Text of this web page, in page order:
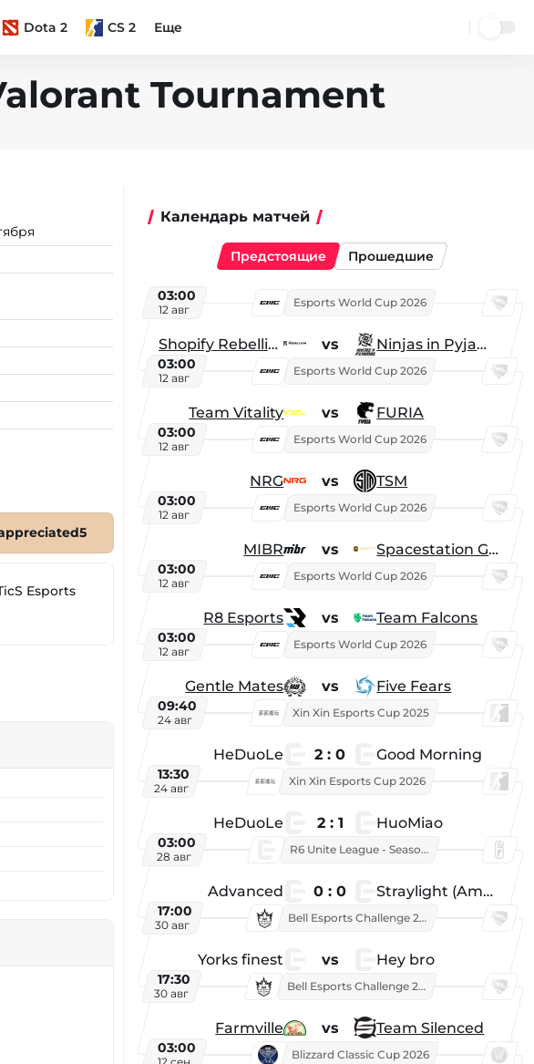
Dota 2 CS 2 Еще
Tournament
Esports
Календарь матчей
Предстоящие Прошедшие
03:00
12 авг
Esports World Cup 2026
Shopify Rebellion vs Ninjas in Pyjamas
03:00
12 авг
Esports World Cup 2026
Team Vitality vs FURIA
03:00
12 авг
Esports World Cup 2026
NRG vs TSM
03:00
12 авг
Esports World Cup 2026
MIBR vs Spacestation Gaming
03:00
12 авг
Esports World Cup 2026
R8 Esports vs Team Falcons
03:00
12 авг
Esports World Cup 2026
Gentle Mates vs Five Fears
09:40
24 авг
Xin Xin Esports Cup 2025
HeDuoLe 2 : 0 Good Morning
13:30
24 авг
Xin Xin Esports Cup 2026
HeDuoLe 2 : 1 HuoMiao
03:00
28 авг
R6 Unite League - Season 1
Advanced 0 : 0 Straylight (American team)
17:00
30 авг
Bell Esports Challenge 2026
Yorks finest vs Hey bro
17:30
30 авг
Bell Esports Challenge 2026
Farmville vs Team Silenced
03:00 Blizzard Classic Cup 2026